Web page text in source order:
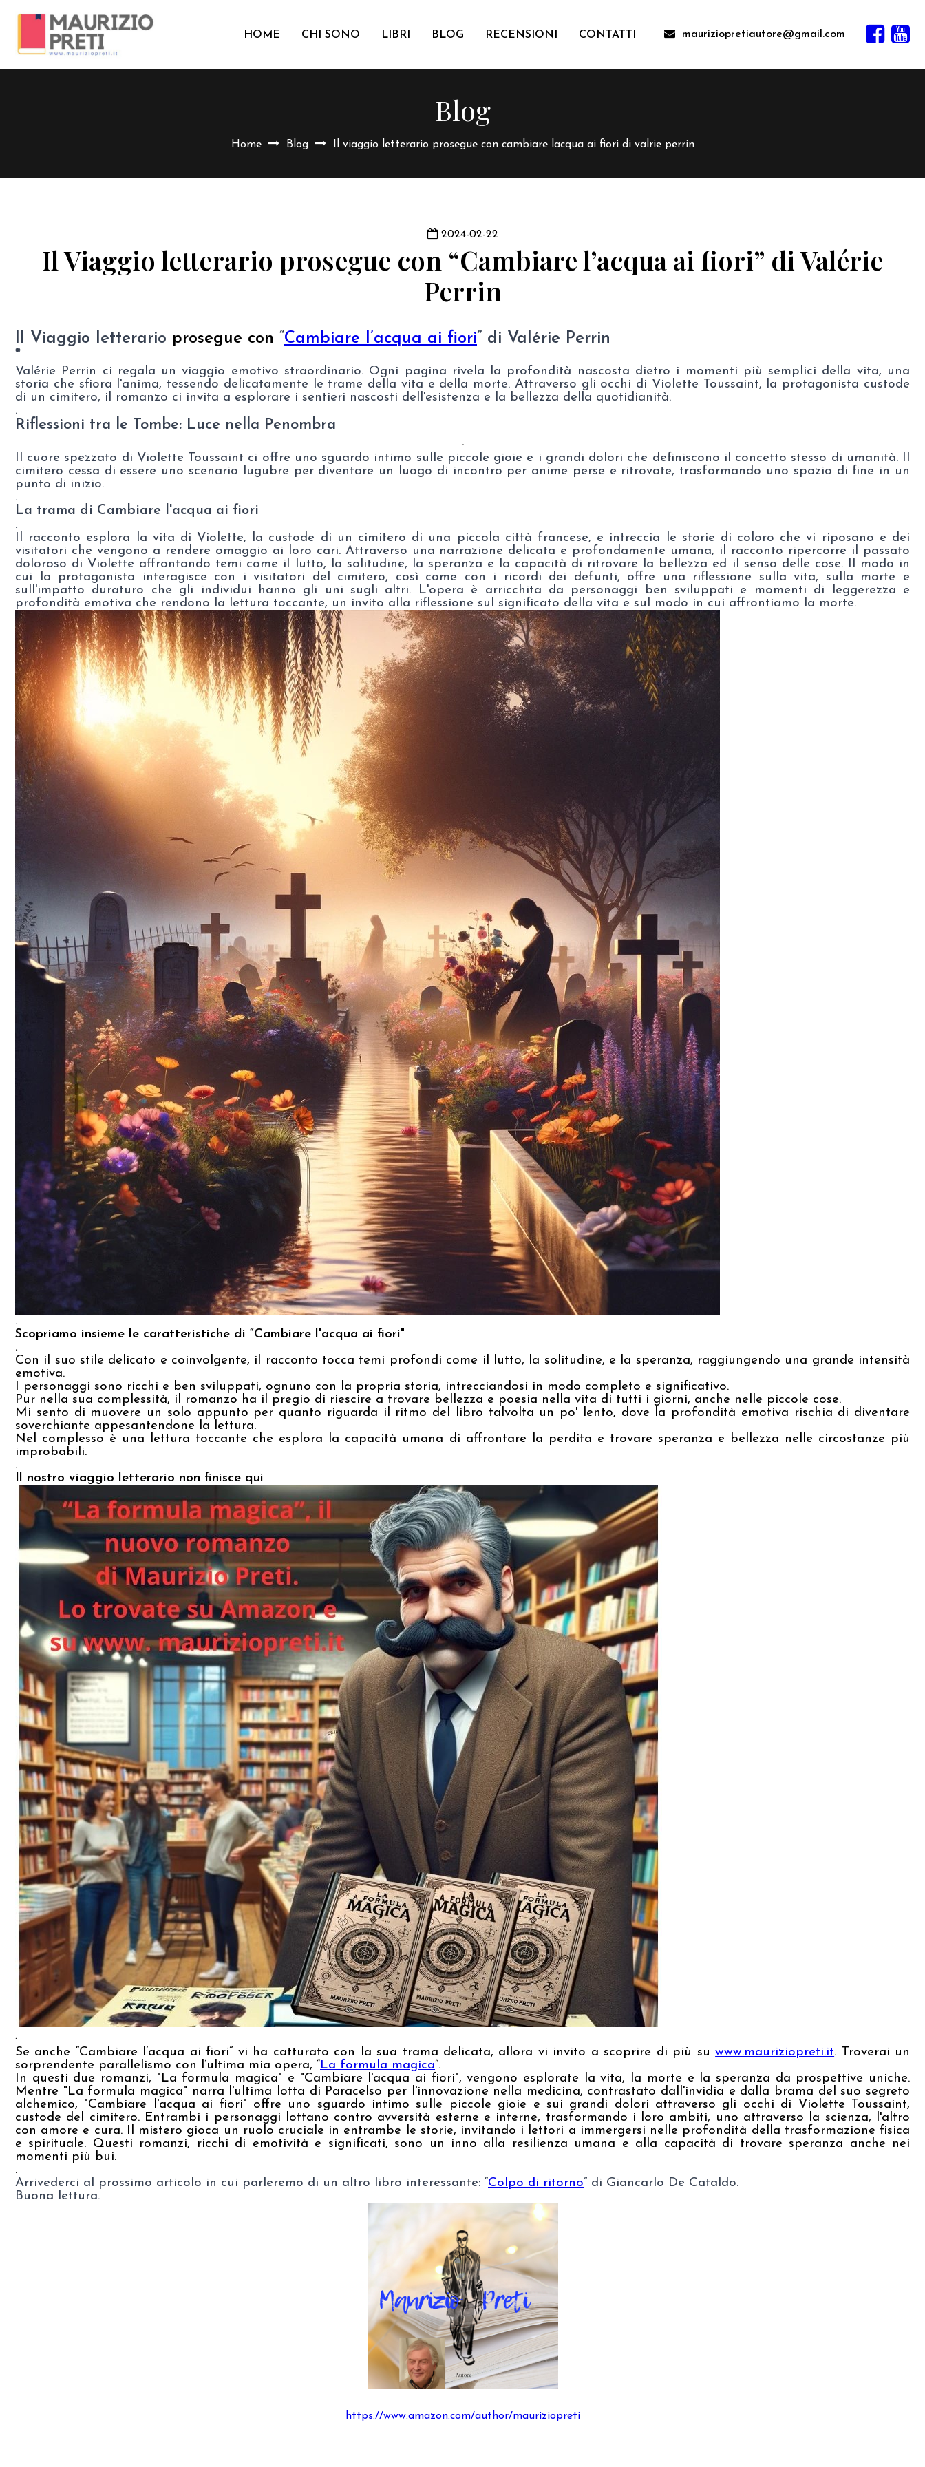
HOME CHI SONO LIBRI BLOG RECENSIONI CONTATTI mauriziopretiautore@gmail.com
Blog
Home Blog Il viaggio letterario prosegue con cambiare lacqua ai fiori di valrie perrin
2024-02-22
Il Viaggio letterario prosegue con “Cambiare l’acqua ai fiori” di Valérie
Perrin
Il Viaggio letterario prosegue con “Cambiare l’acqua ai fiori” di Valérie Perrin
*
Valérie Perrin ci regala un viaggio emotivo straordinario. Ogni pagina rivela la profondità nascosta dietro i momenti più semplici della vita, una
storia che sfiora l'anima, tessendo delicatamente le trame della vita e della morte. Attraverso gli occhi di Violette Toussaint, la protagonista custode
di un cimitero, il romanzo ci invita a esplorare i sentieri nascosti dell'esistenza e la bellezza della quotidianità.
.
Riflessioni tra le Tombe: Luce nella Penombra
.
Il cuore spezzato di Violette Toussaint ci offre uno sguardo intimo sulle piccole gioie e i grandi dolori che definiscono il concetto stesso di umanità. Il
cimitero cessa di essere uno scenario lugubre per diventare un luogo di incontro per anime perse e ritrovate, trasformando uno spazio di fine in un
punto di inizio.
.
La trama di Cambiare l'acqua ai fiori
.
Il racconto esplora la vita di Violette, la custode di un cimitero di una piccola città francese, e intreccia le storie di coloro che vi riposano e dei
visitatori che vengono a rendere omaggio ai loro cari. Attraverso una narrazione delicata e profondamente umana, il racconto ripercorre il passato
doloroso di Violette affrontando temi come il lutto, la solitudine, la speranza e la capacità di ritrovare la bellezza ed il senso delle cose. Il modo in
cui la protagonista interagisce con i visitatori del cimitero, così come con i ricordi dei defunti, offre una riflessione sulla vita, sulla morte e
sull'impatto duraturo che gli individui hanno gli uni sugli altri. L'opera è arricchita da personaggi ben sviluppati e momenti di leggerezza e
profondità emotiva che rendono la lettura toccante, un invito alla riflessione sul significato della vita e sul modo in cui affrontiamo la morte.
.
Scopriamo insieme le caratteristiche di “Cambiare l'acqua ai fiori"
.
Con il suo stile delicato e coinvolgente, il racconto tocca temi profondi come il lutto, la solitudine, e la speranza, raggiungendo una grande intensità
emotiva.
I personaggi sono ricchi e ben sviluppati, ognuno con la propria storia, intrecciandosi in modo completo e significativo.
Pur nella sua complessità, il romanzo ha il pregio di riescire a trovare bellezza e poesia nella vita di tutti i giorni, anche nelle piccole cose.
Mi sento di muovere un solo appunto per quanto riguarda il ritmo del libro talvolta un po' lento, dove la profondità emotiva rischia di diventare
soverchiante appesantendone la lettura.
Nel complesso è una lettura toccante che esplora la capacità umana di affrontare la perdita e trovare speranza e bellezza nelle circostanze più
improbabili.
.
Il nostro viaggio letterario non finisce qui
.
Se anche “Cambiare l’acqua ai fiori” vi ha catturato con la sua trama delicata, allora vi invito a scoprire di più suwww.mauriziopreti.it. Troverai un
sorprendente parallelismo con l’ultima mia opera, “La formula magica”.
In questi due romanzi, "La formula magica" e "Cambiare l'acqua ai fiori", vengono esplorate la vita, la morte e la speranza da prospettive uniche.
Mentre "La formula magica" narra l'ultima lotta di Paracelso per l'innovazione nella medicina, contrastato dall'invidia e dalla brama del suo segreto
alchemico, "Cambiare l'acqua ai fiori" offre uno sguardo intimo sulle piccole gioie e sui grandi dolori attraverso gli occhi di Violette Toussaint,
custode del cimitero. Entrambi i personaggi lottano contro avversità esterne e interne, trasformando i loro ambiti, uno attraverso la scienza, l'altro
con amore e cura. Il mistero gioca un ruolo cruciale in entrambe le storie, invitando i lettori a immergersi nelle profondità della trasformazione fisica
e spirituale. Questi romanzi, ricchi di emotività e significati, sono un inno alla resilienza umana e alla capacità di trovare speranza anche nei
momenti più bui.
.
Arrivederci al prossimo articolo in cui parleremo di un altro libro interessante: “Colpo di ritorno” di Giancarlo De Cataldo.
Buona lettura.
https://www.amazon.com/author/mauriziopreti